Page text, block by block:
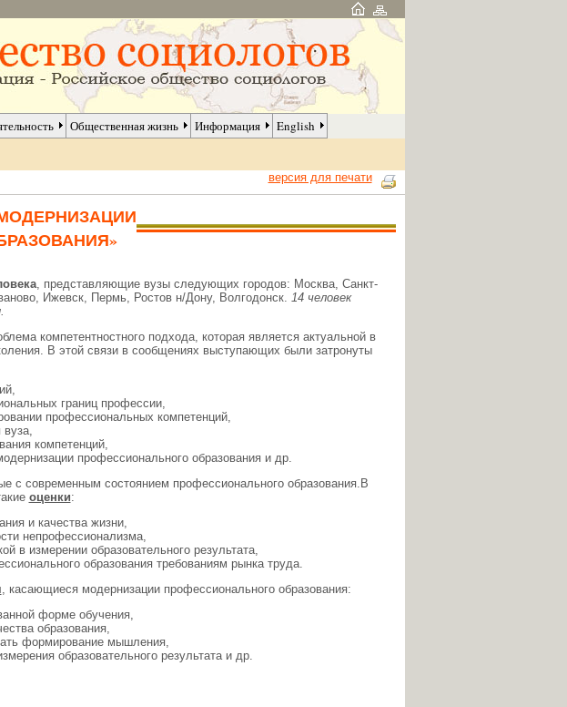
Общественная жизнь Информация English
версия для печати
, представляющие вузы следующих городов: Москва, Санкт-
Ижевск, Пермь, Ростов н/Дону, Волгодонск. 14 человек
компетентностного подхода, которая является актуальной в
В этой связи в сообщениях выступающих были затронуты
границ профессии,
профессиональных компетенций,
компетенций,
профессионального образования и др.
с современным состоянием профессионального образования.В
оценки:
и качества жизни,
непрофессионализма,
в измерении образовательного результата,
образования требованиям рынка труда.
, касающиеся модернизации профессионального образования:
форме обучения,
образования,
формирование мышления,
образовательного результата и др.